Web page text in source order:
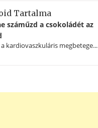
Tartalma
száműzd a csokoládét az
kardiovaszkuláris megbetege...